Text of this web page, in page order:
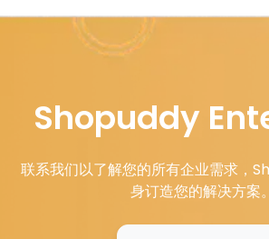
Shopuddy
联系我们以了解您的所有企业需求，
身订造您的解决方案。